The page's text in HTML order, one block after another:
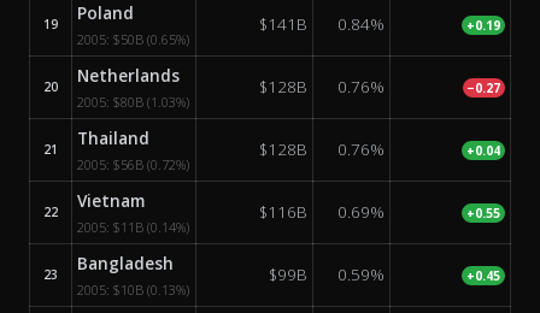
19 Poland
2005: $50B (0.65%)
$141B 0.84% +0.19
20 Netherlands
2005: $80B (1.03%)
$128B 0.76% −0.27
21 Thailand
2005: $56B (0.72%)
$128B 0.76% +0.04
22 Vietnam
2005: $11B (0.14%)
$116B 0.69% +0.55
23 Bangladesh
2005: $10B (0.13%)
$99B 0.59% +0.45